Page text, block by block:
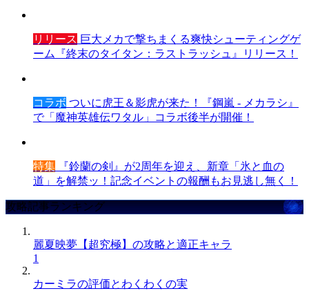
リリース 巨大メカで撃ちまくる爽快シューティングゲ
ーム『終末のタイタン：ラストラッシュ』リリース！
コラボ ついに虎王＆影虎が来た！『鋼嵐 - メカラシ』
で「魔神英雄伝ワタル」コラボ後半が開催！
特集 『鈴蘭の剣』が2周年を迎え、新章「氷と血の
道」を解禁ッ！記念イベントの報酬もお見逃し無く！
攻略記事ランキング
麗夏映夢【超究極】の攻略と適正キャラ
1
カーミラの評価とわくわくの実